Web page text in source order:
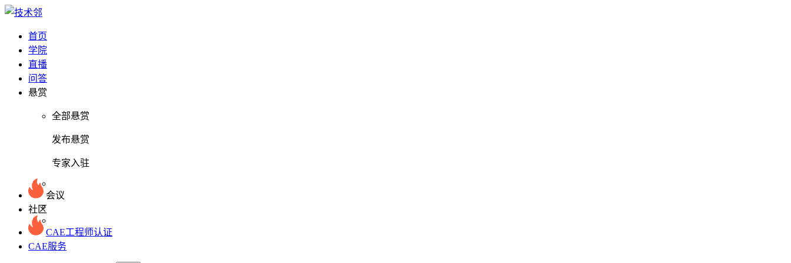
首页
学院
直播
问答
悬赏
全部悬赏
发布悬赏
专家入驻
会议
社区
CAE工程师认证
CAE服务